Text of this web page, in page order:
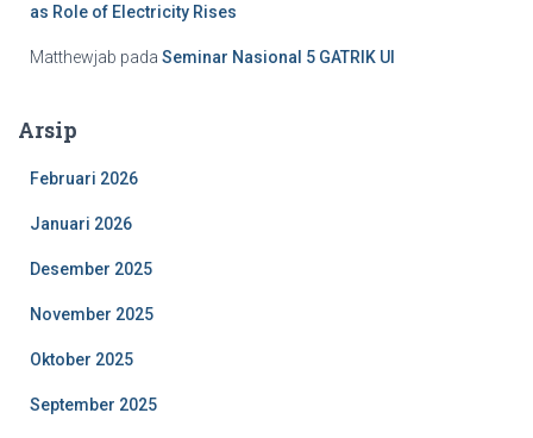
as Role of Electricity Rises
Matthewjab pada Seminar Nasional 5 GATRIK UI
Arsip
Februari 2026
Januari 2026
Desember 2025
November 2025
Oktober 2025
September 2025